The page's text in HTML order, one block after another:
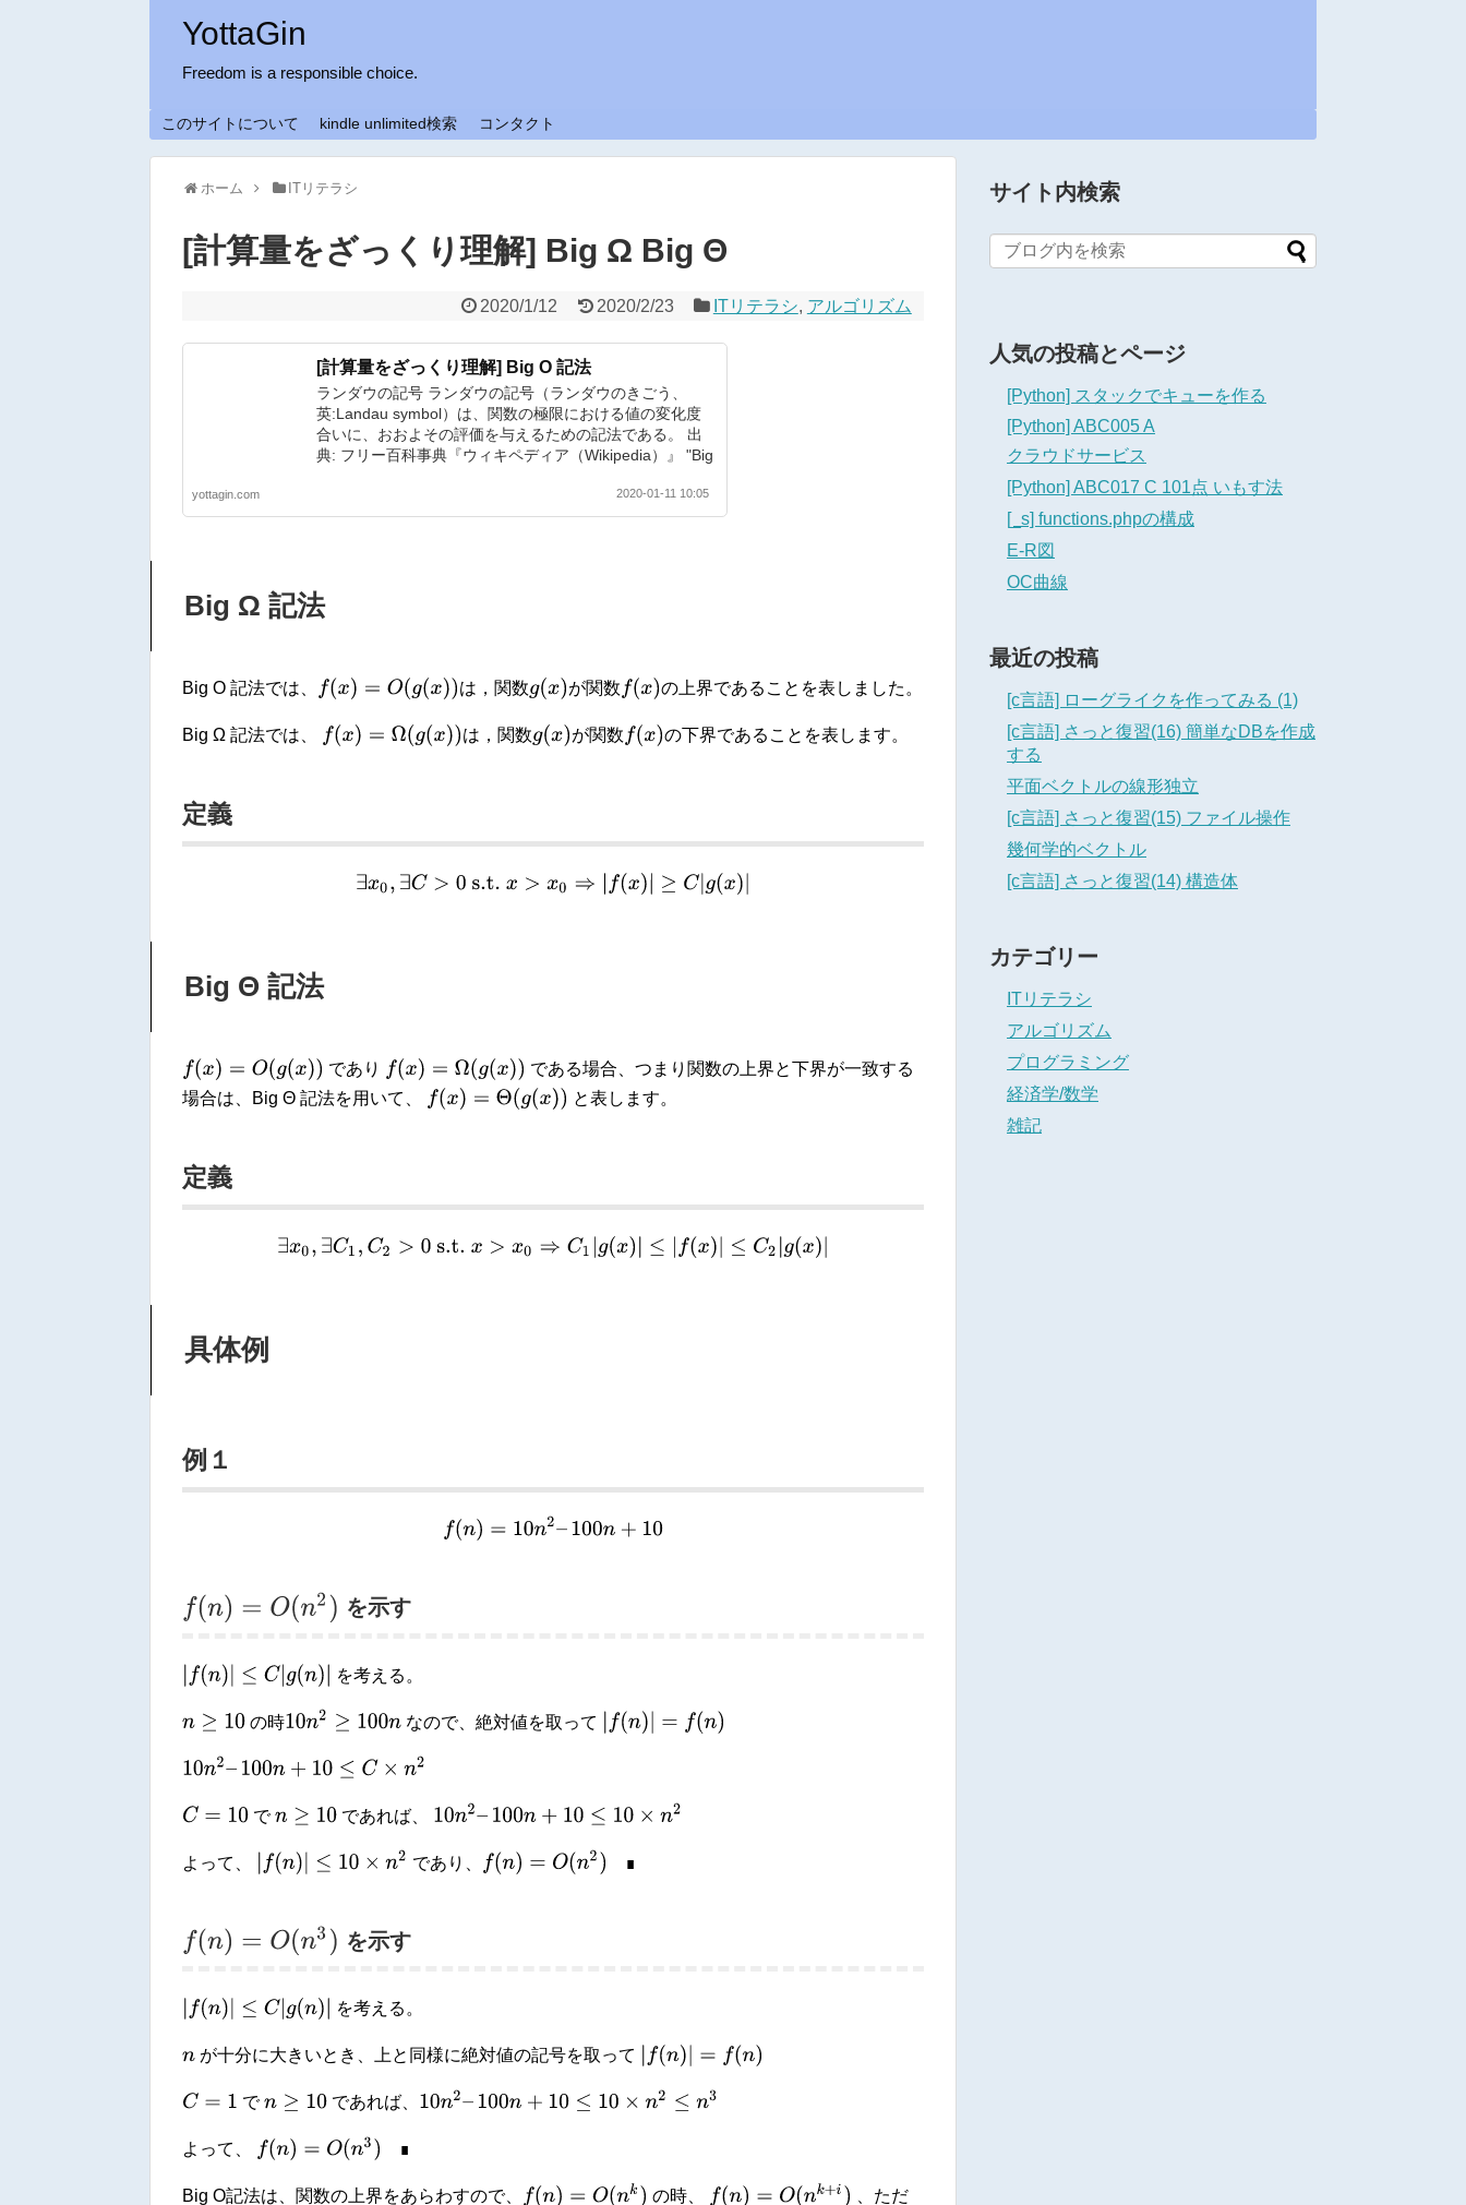
YottaGin
Freedom is a responsible choice.
このサイトについて kindle unlimited検索 コンタクト
ホーム ITリテラシ
[計算量をざっくり理解] Big Ω Big Θ
2020/1/12 2020/2/23 ITリテラシ, アルゴリズム
[計算量をざっくり理解] Big O 記法
ランダウの記号 ランダウの記号（ランダウのきごう、
英:Landau symbol）は、関数の極限における値の変化度
合いに、おおよその評価を与えるための記法である。 出
典: フリー百科事典『ウィキペディア（Wikipedia）』 "Big
yottagin.com 2020-01-11 10:05
Big Ω 記法
Big O 記法では、 f(x)=O (g x)) は，関数g(x) が関数 f(x) の上界であることを表しました。
Big Ω 記法では、 f(x)=Ω (g x)) は，関数g(x) が関数 f(x) の下界であることを表します。
定義
∃x0 ,∃ C>0 s.t.x >x0 ⇒|f )|≥C|g (x)
Big Θ 記法
f(x)=O (g x)) であり f(x)=Ω (g( x))
である場合、つまり関数の上界と下界が一致する
場合は、Big Θ 記法を用いて、
f(x)=Θ (g x)) と表します。
定義
∃x0 ,∃C1 ,C2> 0s.t. x>x 0⇒ C1 g(x)|≤ (x) C2|g( )|
具体例
例１
f( n)= 10n2–100n+10
f(n)=O(n 2) を示す
(n)|≤C |g( n)| を考える。
n≥ 10 の時10n2≥ 100n なので、絶対値を取って (n)|=f n)
10n2–100n+10≤ C × n2
C= 10 でn≥ 10 であれば、 10n2–100n+10≤ 10× n2
よって、 (n)|≤10×n 2 であり、 f(n)=O(n 2) ∎
∎
f(n)=O(n 3) を示す
(n)|≤C |g( n)| を考える。
nが十分に大きいとき、上と同様に絶対値の記号を取って (n)|=f n)
C= 1 でn≥ 10 であれば、 10n2–100n+10≤ 10× n2 ≤ n3
よって、 f(n)=O (n 3) ∎
∎
Big O記法は、関数の上界をあらわすので、 f(n)=O (n k) の時、 f(n)=O(n k+i)
、ただ
サイト内検索
人気の投稿とページ
[Python] スタックでキューを作る
[Python] ABC005 A
クラウドサービス
[Python] ABC017 C 101点 いもす法
[_s] functions.phpの構成
E-R図
OC曲線
最近の投稿
[c言語] ローグライクを作ってみる (1)
[c言語] さっと復習(16) 簡単なDBを作成
する
平面ベクトルの線形独立
[c言語] さっと復習(15) ファイル操作
幾何学的ベクトル
[c言語] さっと復習(14) 構造体
カテゴリー
ITリテラシ
アルゴリズム
プログラミング
経済学/数学
雑記